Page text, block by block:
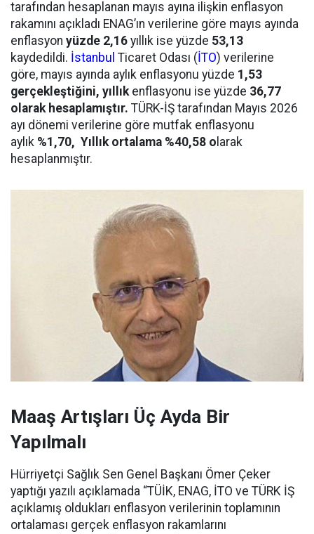
tarafından hesaplanan mayıs ayına ilişkin enflasyon
rakamını açıkladı ENAG’ın verilerine göre mayıs ayında
enflasyon yüzde 2,16 yıllık ise yüzde 53,13
kaydedildi. İstanbul Ticaret Odası (İTO) verilerine
göre, mayıs ayında aylık enflasyonu yüzde 1,53
gerçekleştiğini, yıllık enflasyonu ise yüzde 36,77
olarak hesaplamıştır. TÜRK-İŞ tarafından Mayıs 2026
ayı dönemi verilerine göre mutfak enflasyonu
aylık %1,70, Yıllık ortalama %40,58 o larak
hesaplanmıştır.
Maaş Artışları Üç Ayda Bir
Yapılmalı
Hürriyetçi Sağlık Sen Genel Başkanı Ömer Çeker
yaptığı yazılı açıklamada “TÜİK, ENAG, İTO ve TÜRK İŞ
açıklamış oldukları enflasyon verilerinin toplamının
ortalaması gerçek enflasyon rakamlarını